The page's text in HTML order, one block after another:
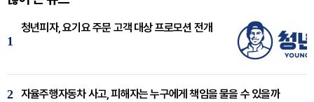
1
청년피자, 요기요 주문 고객 대상 프로모션 전개
2 자율주행자동차 사고, 피해자는 누구에게 책임을 물을 수 있을까